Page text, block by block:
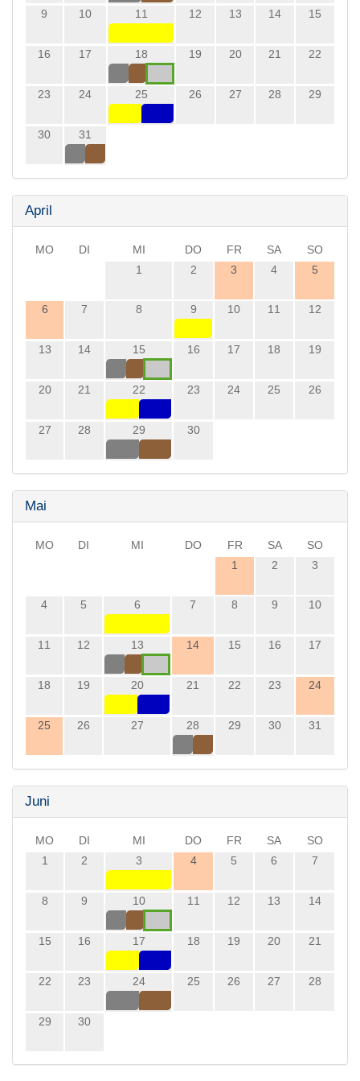
9 10 11 12 13 14 15
16 17 18 19 20 21 22
23 24 25 26 27 28 29
30 31
April
MO DI MI DO FR SA
SO
1
2 3 4 5
6 7 8 9 10 11 12
13 14 15 16 17 18 19
20 21 22 23 24 25 26
27 28 29 30
Mai
MO DI MI DO FR SA
SO
1
2 3
4 5 6 7 8 9 10
11 12 13 14 15 16 17
18 19 20 21 22 23 24
25 26 27 28 29 30 31
Juni
MO DI MI DO FR SA
SO
1
2 3 4 5 6 7
8 9 10 11 12 13 14
15 16 17 18 19 20 21
22 23 24 25 26 27 28
29 30